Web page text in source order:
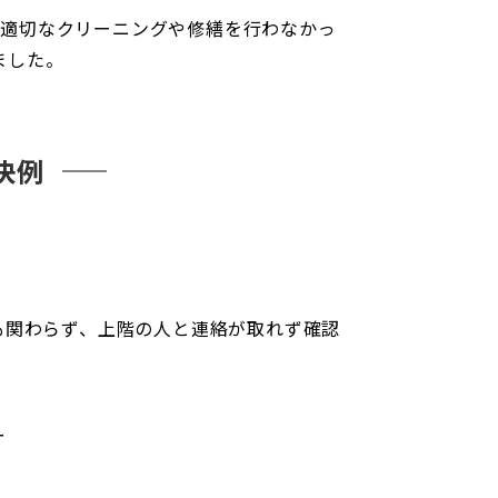
切なクリーニングや修繕を行わなかっ
た。
例
わらず、上階の人と連絡が取れず確認